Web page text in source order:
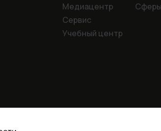
Медиацентр
Сервис
Учебный центр